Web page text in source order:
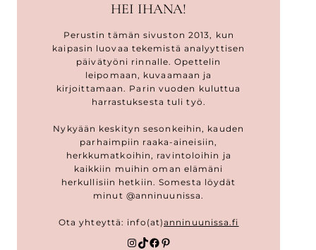
HEI IHANA!
Perustin tämän sivuston 2013, kun
kaipasin luovaa tekemistä analyyttisen
päivätyöni rinnalle. Opettelin
leipomaan, kuvaamaan ja
kirjoittamaan. Parin vuoden kuluttua
harrastuksesta tuli työ.
Nykyään keskityn sesonkeihin, kauden
parhaimpiin raaka-aineisiin,
herkkumatkoihin, ravintoloihin ja
kaikkiin muihin oman elämäni
herkullisiin hetkiin. Somesta löydät
minut @anninuunissa.
Ota yhteyttä: info(at)anninuunissa.fi
Instagram
TikTok
Facebook
Pinterest